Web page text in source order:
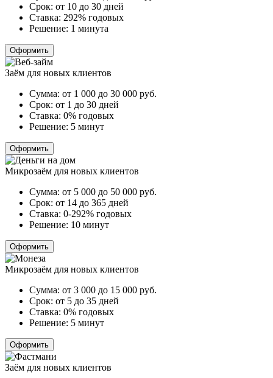
Срок: от 10 до 30 дней
Ставка: 292% годовых
Решение: 1 минута
Оформить
Заём для новых клиентов
Сумма: от 1 000 до 30 000 руб.
Срок: от 1 до 30 дней
Ставка: 0% годовых
Решение: 5 минут
Оформить
Микрозаём для новых клиентов
Сумма: от 5 000 до 50 000 руб.
Срок: от 14 до 365 дней
Ставка: 0-292% годовых
Решение: 10 минут
Оформить
Микрозаём для новых клиентов
Сумма: от 3 000 до 15 000 руб.
Срок: от 5 до 35 дней
Ставка: 0% годовых
Решение: 5 минут
Оформить
Заём для новых клиентов